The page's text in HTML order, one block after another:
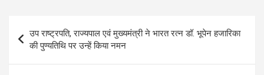
o
o
k
g
er
A
p
p
a
m
n
navigation
उप राष्ट्रपति, राज्यपाल एवं मुख्यमंत्री ने भारत रत्न डॉ. भूपेन हजारिका
की पुण्यतिथि पर उन्हें किया नमन